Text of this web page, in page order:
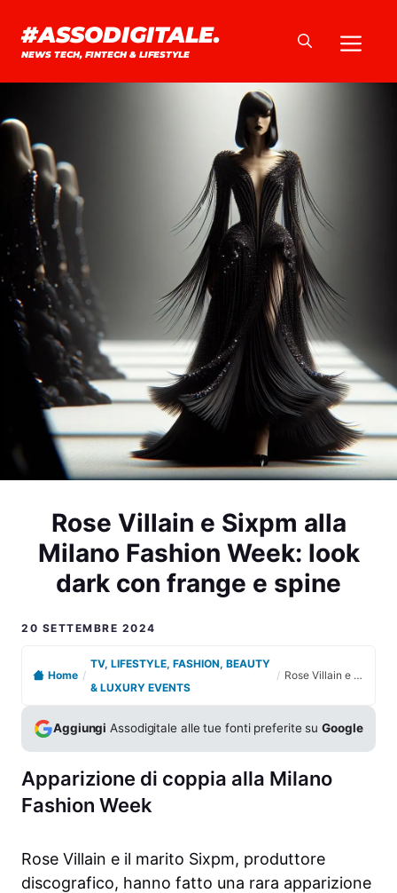
contenuto
#ASSODIGITALE.
NEWS TECH, FINTECH & LIFESTYLE
Rose Villain e Sixpm alla
Milano Fashion Week: look
dark con frange e spine
20 SETTEMBRE 2024
Home /
TV, LIFESTYLE, FASHION, BEAUTY
& LUXURY EVENTS
/ Rose Villain e Sixpm alla Milano Fashion Week: look dark con frange e spine
Aggiungi Assodigitale alle tue fonti preferite suGoogle
Apparizione di coppia alla Milano
Fashion Week
Rose Villain e il marito Sixpm, produttore
discografico, hanno fatto una rara apparizione